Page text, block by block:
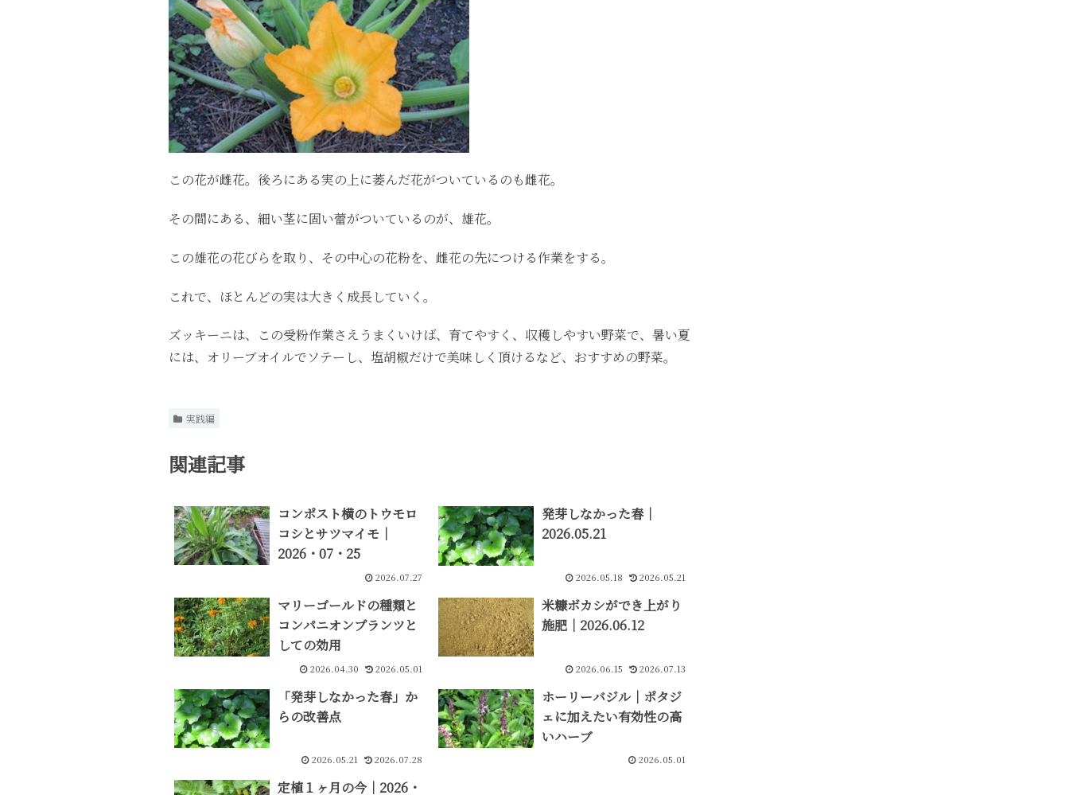
この花が雌花。後ろにある実の上に萎んだ花がついているのも雌花。
その間にある、細い茎に固い蕾がついているのが、雄花。
この雄花の花びらを取り、その中心の花粉を、雌花の先につける作業をする。
これで、ほとんどの実は大きく成長していく。
ズッキーニは、この受粉作業さえうまくいけば、育てやすく、収穫しやすい野菜で、暑い夏
には、オリーブオイルでソテーし、塩胡椒だけで美味しく頂けるなど、おすすめの野菜。
実践編
関連記事
コンポスト横のトウモロ
コシとサツマイモ｜
2026・07・25
2026.07.27
発芽しなかった春｜
2026.05.21
2026.05.18 2026.05.21
マリーゴールドの種類と
コンパニオンプランツと
しての効用
2026.04.30 2026.05.01
米糠ボカシができ上がり
施肥｜2026.06.12
2026.06.15 2026.07.13
「発芽しなかった春」か
らの改善点
2026.05.21 2026.07.28
ホーリーバジル｜ポタジ
ェに加えたい有効性の高
いハーブ
2026.05.01
定植１ヶ月の今｜2026・